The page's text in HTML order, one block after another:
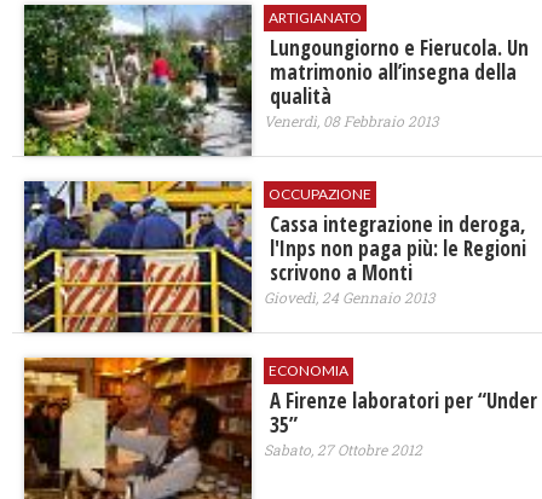
ARTIGIANATO
Lungoungiorno e Fierucola. Un
matrimonio all’insegna della
qualità
Venerdì, 08 Febbraio 2013
OCCUPAZIONE
Cassa integrazione in deroga,
l'Inps non paga più: le Regioni
scrivono a Monti
Giovedì, 24 Gennaio 2013
ECONOMIA
A Firenze laboratori per “Under
35”
Sabato, 27 Ottobre 2012